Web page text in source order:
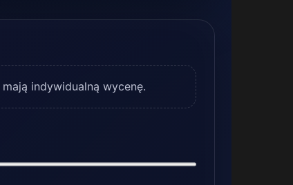
indywidualną wycenę.